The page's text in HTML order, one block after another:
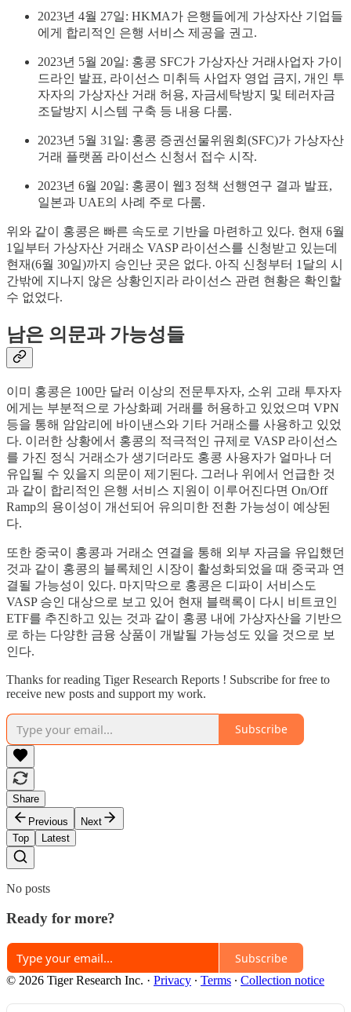
2023년 4월 27일: HKMA가 은행들에게 가상자산 기업들
에게 합리적인 은행 서비스 제공을 권고.
2023년 5월 20일: 홍콩 SFC가 가상자산 거래사업자 가이
드라인 발표, 라이선스 미취득 사업자 영업 금지, 개인 투
자자의 가상자산 거래 허용, 자금세탁방지 및 테러자금
조달방지 시스템 구축 등 내용 다룸.
2023년 5월 31일: 홍콩 증권선물위원회(SFC)가 가상자산
거래 플랫폼 라이선스 신청서 접수 시작.
2023년 6월 20일: 홍콩이 웹3 정책 선행연구 결과 발표,
일본과 UAE의 사례 주로 다룸.
위와 같이 홍콩은 빠른 속도로 기반을 마련하고 있다. 현재 6월
1일부터 가상자산 거래소 VASP 라이선스를 신청받고 있는데
현재(6월 30일)까지 승인난 곳은 없다. 아직 신청부터 1달의 시
간밖에 지나지 않은 상황인지라 라이선스 관련 현황은 확인할
수 없었다.
남은 의문과 가능성들
이미 홍콩은 100만 달러 이상의 전문투자자, 소위 고래 투자자
에게는 부분적으로 가상화폐 거래를 허용하고 있었으며 VPN
등을 통해 암암리에 바이낸스와 기타 거래소를 사용하고 있었
다. 이러한 상황에서 홍콩의 적극적인 규제로 VASP 라이선스
를 가진 정식 거래소가 생기더라도 홍콩 사용자가 얼마나 더
유입될 수 있을지 의문이 제기된다. 그러나 위에서 언급한 것
과 같이 합리적인 은행 서비스 지원이 이루어진다면 On/Off
Ramp의 용이성이 개선되어 유의미한 전환 가능성이 예상된
다.
또한 중국이 홍콩과 거래소 연결을 통해 외부 자금을 유입했던
것과 같이 홍콩의 블록체인 시장이 활성화되었을 때 중국과 연
결될 가능성이 있다. 마지막으로 홍콩은 디파이 서비스도
VASP 승인 대상으로 보고 있어 현재 블랙록이 다시 비트코인
ETF를 추진하고 있는 것과 같이 홍콩 내에 가상자산을 기반으
로 하는 다양한 금융 상품이 개발될 가능성도 있을 것으로 보
인다.
Thanks for reading Tiger Research Reports ! Subscribe for free to
receive new posts and support my work.
Subscribe
Share
Previous
Next
Top
Latest
No posts
Ready for more?
Subscribe
© 2026 Tiger Research Inc. · Privacy ∙ Terms ∙ Collection notice